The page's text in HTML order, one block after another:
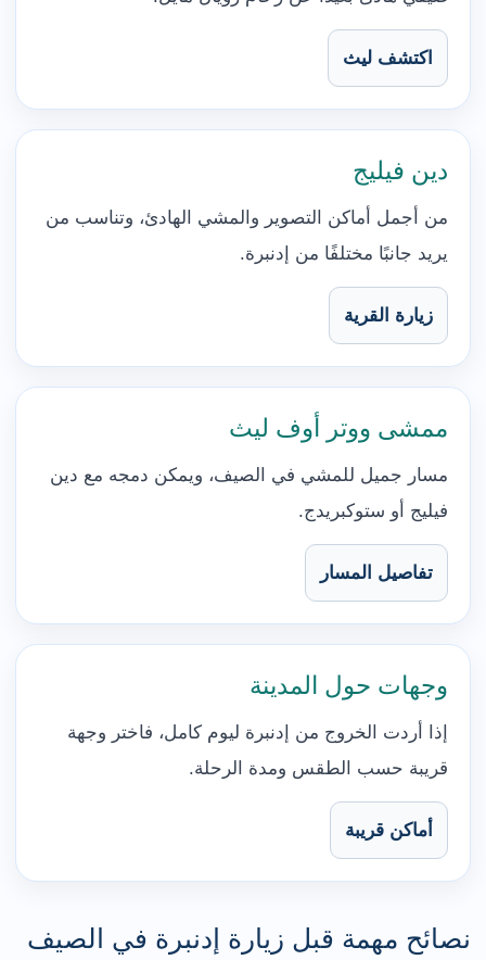
اكتشف ليث
دين فيليج
من أجمل أماكن التصوير والمشي الهادئ، وتناسب من
يريد جانبًا مختلفًا من إدنبرة.
زيارة القرية
ممشى ووتر أوف ليث
مسار جميل للمشي في الصيف، ويمكن دمجه مع دين
فيليج أو ستوكبريدج.
تفاصيل المسار
وجهات حول المدينة
إذا أردت الخروج من إدنبرة ليوم كامل، فاختر وجهة
قريبة حسب الطقس ومدة الرحلة.
أماكن قريبة
نصائح مهمة قبل زيارة إدنبرة في الصيف